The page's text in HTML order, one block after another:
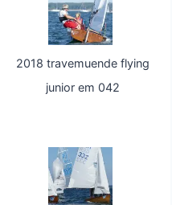
2018 travemuende flying
junior em 042